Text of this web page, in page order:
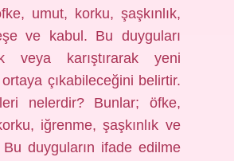
umut, korku, şaşkınlık,
ve kabul. Bu duyguları
veya karıştırarak yeni
çıkabileceğini belirtir.
nelerdir? Bunlar; öfke,
iğrenme, şaşkınlık ve
Bu duyguların ifade edilme